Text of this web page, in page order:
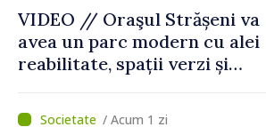
VIDEO // Oraşul Strășeni va
avea un parc modern cu alei
reabilitate, spații verzi și
/ Acum 1 zi